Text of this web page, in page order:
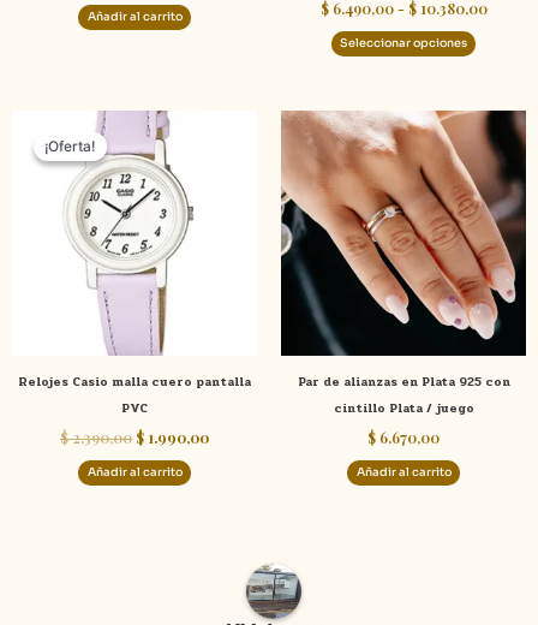
Añadir al carrito
$6.490,00 - $10.380,00
Seleccionar opciones
de
¡Oferta!
¡Oferta!
Relojes Casio malla cuero pantalla
PVC
$2.390,00
El
precio
original
era:
$ 2.390,00.
$ 1.990,00
$ 1.990,00.
Añadir al carrito
Par de alianzas en Plata 925 con
cintillo Plata / juego
$ 6.670,00
Añadir al carrito